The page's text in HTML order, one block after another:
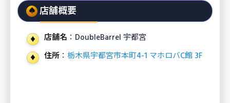
店舗概要
店舗名 ：DoubleBarrel 宇都宮
住所 ：栃木県宇都宮市本町4-1 マホロバC館 3F